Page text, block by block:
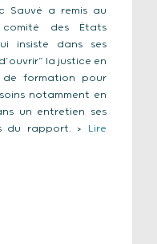
Sauvé a remis au
des États
insiste dans ses
la justice en
formation pour
notamment en
un entretien ses
du rapport. > Lire